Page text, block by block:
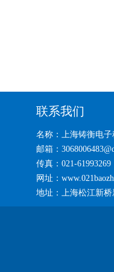
联系我们
名称：上海铸衡电子
邮箱：
传真：021-61993269
网址：
地址：上海松江新桥